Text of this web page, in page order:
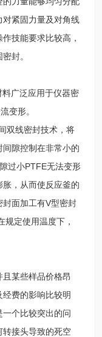
紧固力量及对角线
技能要求比较高，
封。
广泛应用于仪器密
变形。
双线密封技术，将
隙控制在非常小的
过小PTFE无法变形
，从而使反应釜的
面加工有V型密封
定使用温度下，
某些样品价格昂
费的影响比较明
个比较突出的问
转接头导致的死空